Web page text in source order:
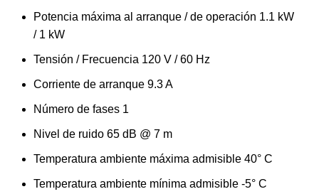
Potencia máxima al arranque / de operación 1.1 kW
/ 1 kW
Tensión / Frecuencia 120 V / 60 Hz
Corriente de arranque 9.3 A
Número de fases 1
Nivel de ruido 65 dB @ 7 m
Temperatura ambiente máxima admisible 40° C
Temperatura ambiente mínima admisible -5° C